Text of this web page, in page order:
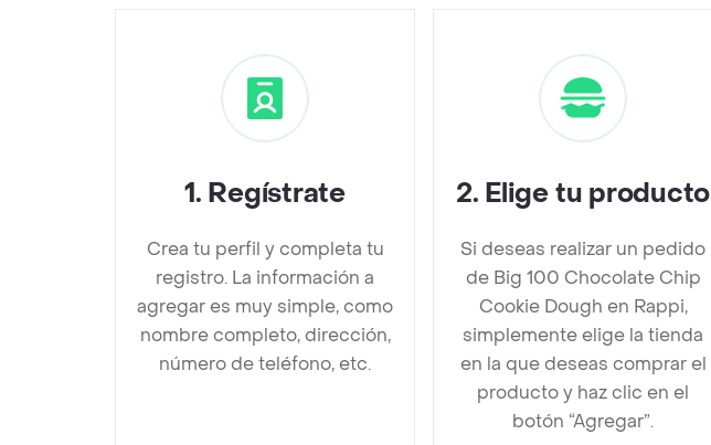
1. Regístrate
Crea tu perfil y completa tu
registro. La información a
agregar es muy simple, como
nombre completo, dirección,
número de teléfono, etc.
2. Elige tu producto
Si deseas realizar un pedido
de Big 100 Chocolate Chip
Cookie Dough en Rappi,
simplemente elige la tienda
en la que deseas comprar el
producto y haz clic en el
botón “Agregar”.